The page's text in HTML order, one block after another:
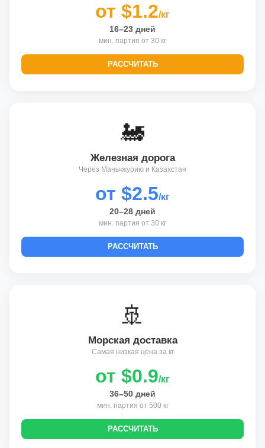
от $1.2/кг
16–23 дней
мин. партия от 30 кг
РАССЧИТАТЬ
🚂
Железная дорога
Через Маньчжурию и Казахстан
от $2.5/кг
20–28 дней
мин. партия от 30 кг
РАССЧИТАТЬ
🚢
Морская доставка
Самая низкая цена за кг
от $0.9/кг
36–50 дней
мин. партия от 500 кг
РАССЧИТАТЬ